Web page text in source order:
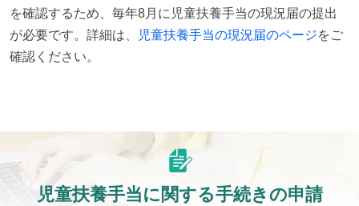
を確認するため、毎年8月に児童扶養手当の現況届の提出
が必要です。詳細は、
児童扶養手当の現況届のページをご
確認ください。
児童扶養手当に関する手続きの申請